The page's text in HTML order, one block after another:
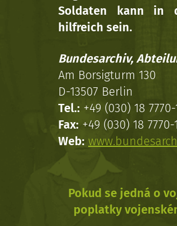
Soldaten kann in
hilfreich sein.
Bundesarchiv,
Am Borsigturm 130
D-13507 Berlin
Tel.: +49 (030) 18 7770-
Fax: +49 (030) 18 7770-
Web:
Pokud se jedná o
poplatky